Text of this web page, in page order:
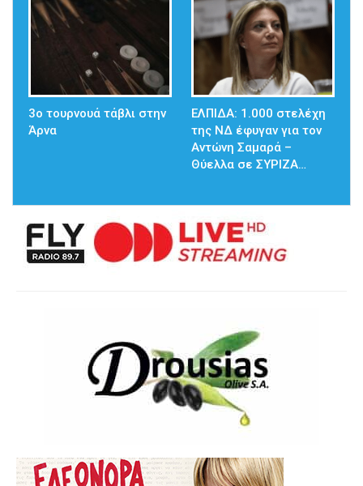
3ο τουρνουά τάβλι στην
Άρνα
ΕΛΠΙΔΑ: 1.000 στελέχη
της ΝΔ έφυγαν για τον
Αντώνη Σαμαρά –
Θύελλα σε ΣΥΡΙΖΑ…